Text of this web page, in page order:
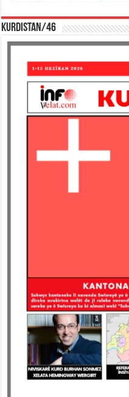
KURDISTAN/46